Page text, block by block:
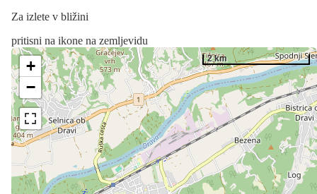
Za izlete v bližini
pritisni na ikone na zemljevidu
+
−
2 km